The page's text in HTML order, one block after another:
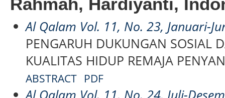
Al Qalam Vol. 11, No. 23, Januari-
PENGARUH DUKUNGAN SOSIAL
KUALITAS HIDUP REMAJA
ABSTRACT PDF
Al Qalam Vol. 11, No. 24, Juli-